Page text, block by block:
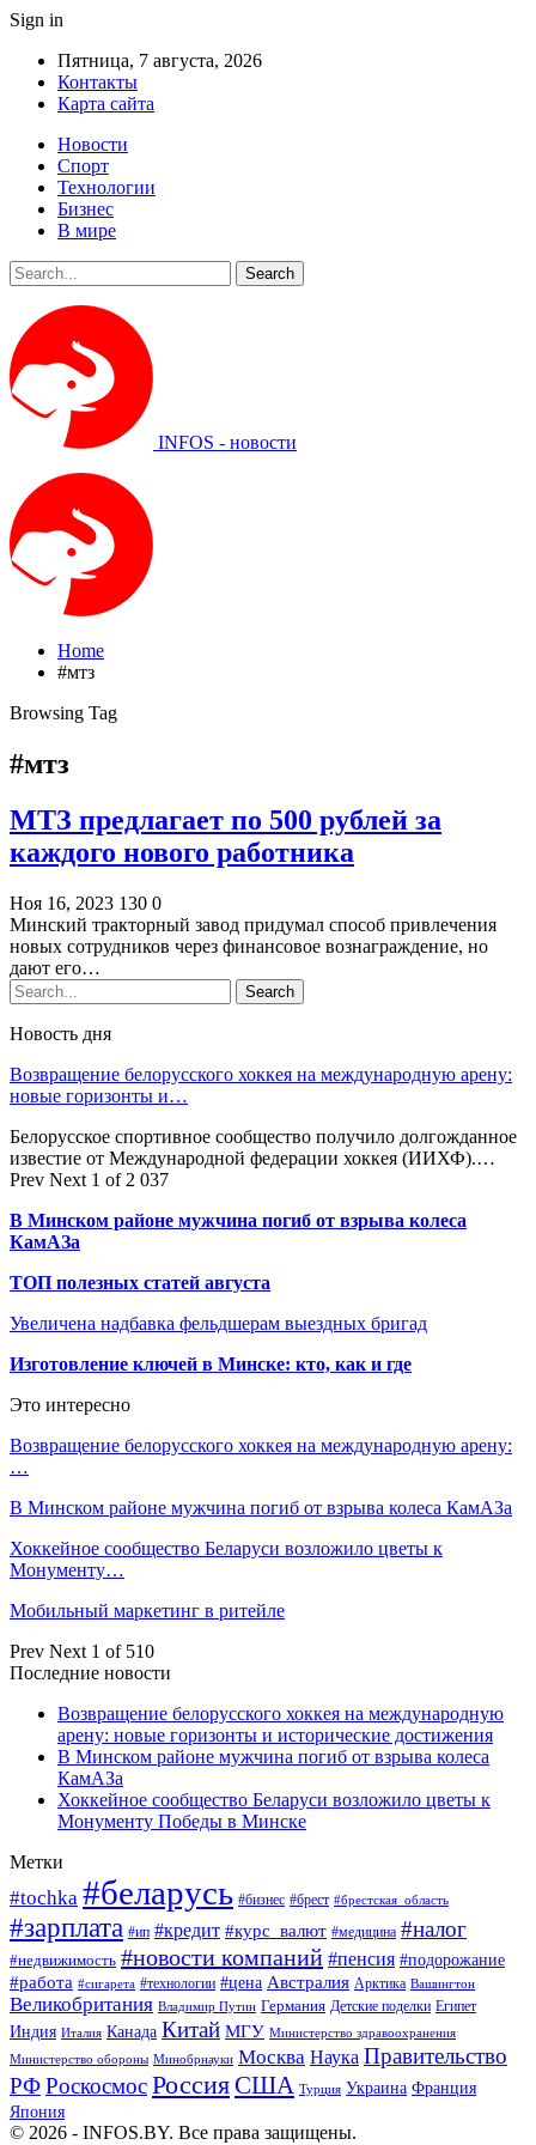
Sign in
Пятница, 7 августа, 2026
Контакты
Карта сайта
Новости
Спорт
Технологии
Бизнес
В мире
INFOS - новости
Home
#мтз
Browsing Tag
#мтз
МТЗ предлагает по 500 рублей за
каждого нового работника
Ноя 16, 2023 130 0
Минский тракторный завод придумал способ привлечения
новых сотрудников через финансовое вознаграждение, но
дают его…
Новость дня
Возвращение белорусского хоккея на международную арену:
новые горизонты и…
Белорусское спортивное сообщество получило долгожданное
известие от Международной федерации хоккея (ИИХФ).…
Prev Next 1 of 2 037
В Минском районе мужчина погиб от взрыва колеса
КамАЗа
ТОП полезных статей августа
Увеличена надбавка фельдшерам выездных бригад
Изготовление ключей в Минске: кто, как и где
Это интересно
Возвращение белорусского хоккея на международную арену:
…
В Минском районе мужчина погиб от взрыва колеса КамАЗа
Хоккейное сообщество Беларуси возложило цветы к
Монументу…
Мобильный маркетинг в ритейле
Prev Next 1 of 510
Последние новости
Возвращение белорусского хоккея на международную
арену: новые горизонты и исторические достижения
В Минском районе мужчина погиб от взрыва колеса
КамАЗа
Хоккейное сообщество Беларуси возложило цветы к
Монументу Победы в Минске
Метки
#tochka #беларусь #бизнес #брест #брестская_область
#зарплата #ип #кредит #курс_валют #медицина #налог
#недвижимость #новости компаний #пенсия #подорожание
#работа #сигарета #технологии #цена Австралия Арктика Вашингтон
Великобритания Владимир Путин Германия Детские поделки Египет
Индия Италия Канада Китай МГУ Министерство здравоохранения
Министерство обороны Минобрнауки Москва Наука Правительство
РФРоскосмосРоссияСША Турция Украина Франция
Япония
© 2026 - INFOS.BY. Все права защищены.